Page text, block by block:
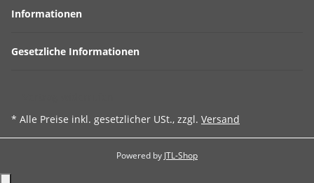
Informationen
Gesetzliche Informationen
* Alle Preise inkl. gesetzlicher USt., zzgl. Versand
Powered by JTL-Shop